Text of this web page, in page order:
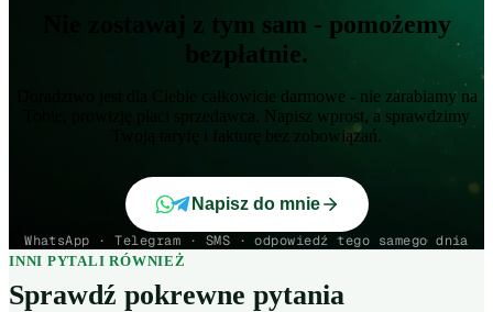
Nie zostawaj z tym sam - pomożemy
bezpłatnie.
Doradztwo jest dla Ciebie całkowicie darmowe - nie zarabiamy na
Tobie, prowizję płaci sprzedawca. Napisz wprost, a sprawdzimy
Twoją taryfę i fakturę bez zobowiązań.
Napisz do mnie
WhatsApp · Telegram · SMS · odpowiedź tego samego dnia
INNI PYTALI RÓWNIEŻ
Sprawdź pokrewne pytania